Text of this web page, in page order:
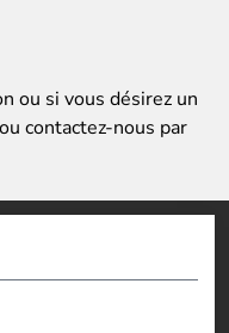
ou si vous désirez un
contactez-nous par